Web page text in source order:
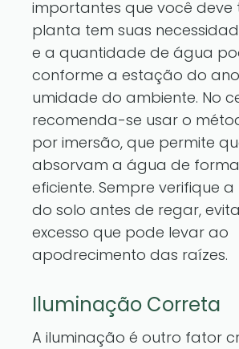
importantes que você deve
planta tem suas
e a quantidade de água
conforme a estação do
umidade do ambiente. No
recomenda-se usar o
por imersão, que permite
absorvam a água de
eficiente. Sempre verifique
do solo antes de regar,
excesso que pode levar ao
apodrecimento das raízes.
Iluminação Correta
A iluminação é outro fator